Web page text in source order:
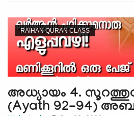
RAIHAN QURAN CLASS
അധ്യായം 4.
(Ayath 92-94)